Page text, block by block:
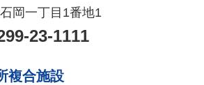
岡一丁目1番地1
23-1111
複合施設